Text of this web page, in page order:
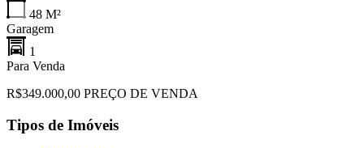
48 M²
Garagem
1
Para Venda
R$349.000,00 PREÇO DE VENDA
Tipos de Imóveis